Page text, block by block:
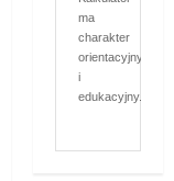
ma
charakter
orientacyjny
i
edukacyjny.